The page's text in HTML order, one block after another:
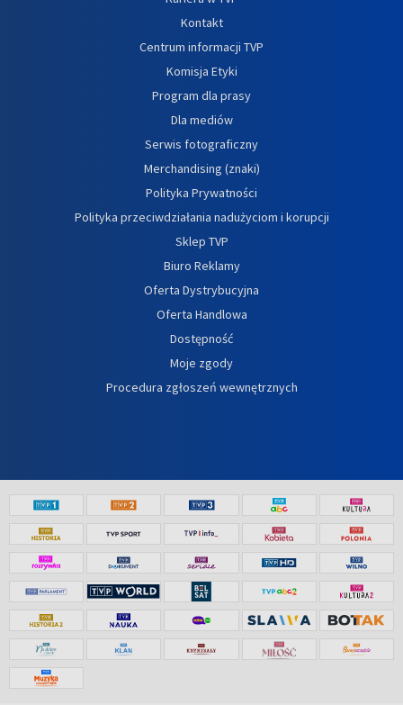
Kontakt
Centrum informacji TVP
Komisja Etyki
Program dla prasy
Dla mediów
Serwis fotograficzny
Merchandising (znaki)
Polityka Prywatności
Polityka przeciwdziałania nadużyciom i korupcji
Sklep TVP
Biuro Reklamy
Oferta Dystrybucyjna
Oferta Handlowa
Dostępność
Moje zgody
Procedura zgłoszeń wewnętrznych